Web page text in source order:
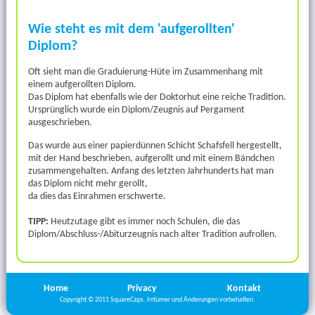
Wie steht es mit dem 'aufgerollten'
Diplom?
Oft sieht man die Graduierung-Hüte im Zusammenhang mit
einem aufgerollten Diplom.
Das Diplom hat ebenfalls wie der Doktorhut eine reiche Tradition.
Ursprünglich wurde ein Diplom/Zeugnis auf Pergament
ausgeschrieben.
Das wurde aus einer papierdünnen Schicht Schafsfell hergestellt,
mit der Hand beschrieben, aufgerollt und mit einem Bändchen
zusammengehalten. Anfang des letzten Jahrhunderts hat man
das Diplom nicht mehr gerollt,
da dies das Einrahmen erschwerte.
TIPP: Heutzutage gibt es immer noch Schulen, die das
Diplom/Abschluss-/Abiturzeugnis nach alter Tradition aufrollen.
Home Privacy Kontakt
Copyright © 2011 SquareCaps. Irrtümer und Änderungen vorbehalten.